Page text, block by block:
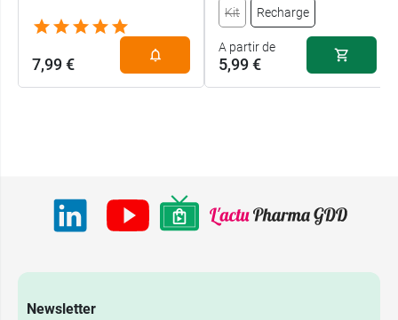
7,99 €
Kit Recharge
A partir de
5,99 €
Newsletter